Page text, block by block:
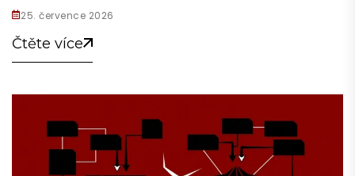
25. července 2026
Čtěte více